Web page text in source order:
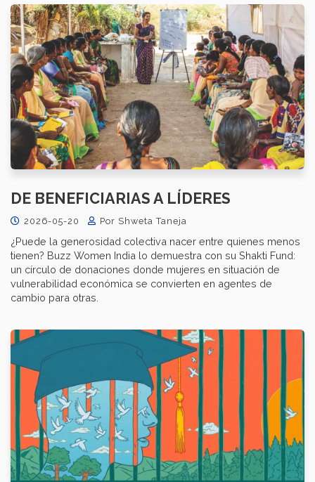
DE BENEFICIARIAS A LÍDERES
2026-05-20 Por Shweta Taneja
¿Puede la generosidad colectiva nacer entre quienes menos
tienen? Buzz Women India lo demuestra con su Shakti Fund:
un círculo de donaciones donde mujeres en situación de
vulnerabilidad económica se convierten en agentes de
cambio para otras.